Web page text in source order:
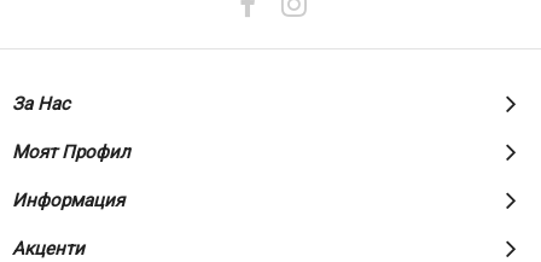
За Нас
Моят Профил
Информация
Акценти